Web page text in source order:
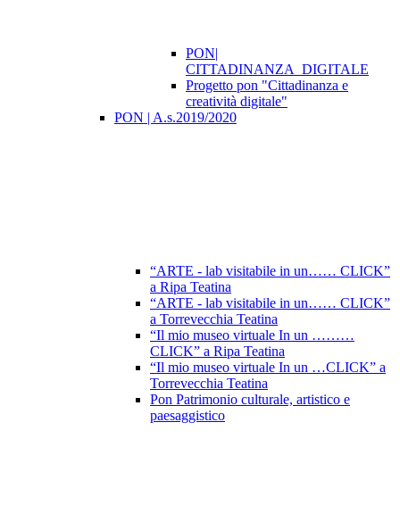
PON|
CITTADINANZA_DIGITALE
Progetto pon "Cittadinanza e
creatività digitale"
PON | A.s.2019/2020
“ARTE - lab visitabile in un…… CLICK”
a Ripa Teatina
“ARTE - lab visitabile in un…… CLICK”
a Torrevecchia Teatina
“Il mio museo virtuale In un ………
CLICK” a Ripa Teatina
“Il mio museo virtuale In un …CLICK” a
Torrevecchia Teatina
Pon Patrimonio culturale, artistico e
paesaggistico